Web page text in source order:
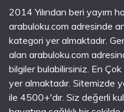
2014 Yılından beri yayım
arabuloku.com adresinde
kategori yer almaktadır.
alan arabuloku.com
bilgiler bulabilirsiniz. En
yer almaktadır. Sitemizde
ile 4500+'dır. Siz değerli